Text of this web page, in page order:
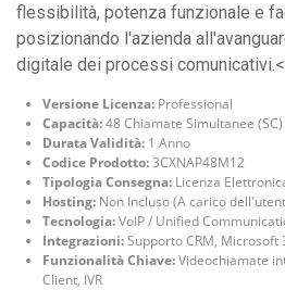
flessibilità, potenza funzionale e
posizionando l'azienda
digitale dei processi
Versione Licenza: Professional
Capacità:48 Chiamate Simultanee (SC)
Durata Validità: 1 Anno
Codice Prodotto:3CXNAP48M12
Tipologia Consegna: Licenza
Hosting: Non Incluso (A carico
Tecnologia:VoIP / Unified
Integrazioni:Supporto CRM, Microsoft
Funzionalità Chiave:Videochiamate
Client, IVR